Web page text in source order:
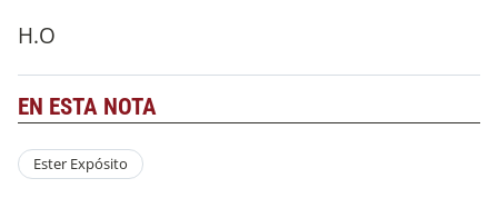
H.O
EN ESTA NOTA
Ester Expósito